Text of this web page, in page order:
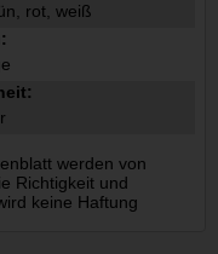
rot, weiß
werden von
Richtigkeit und
keine Haftung